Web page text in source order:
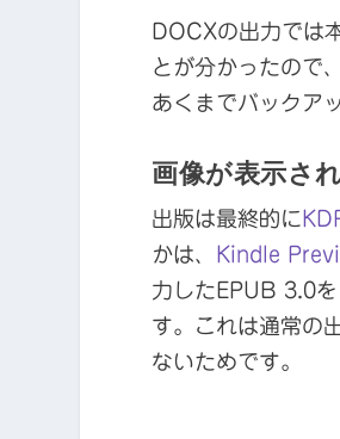
DOCXの出力では
とが分かったので
あくまでバックア
画像が表示さ
出版は最終的に
かは、
Kindle
力したEPUB 3.0
す。これは通常の
ないためです。